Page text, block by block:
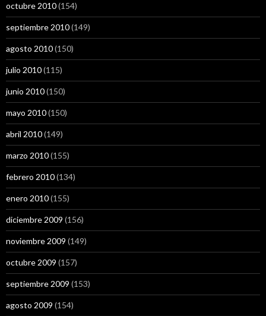
octubre 2010(154)
septiembre 2010(149)
agosto 2010(150)
julio 2010(115)
junio 2010(150)
mayo 2010(150)
abril 2010(149)
marzo 2010(155)
febrero 2010(134)
enero 2010(155)
diciembre 2009 (156)
noviembre 2009 (149)
octubre 2009 (157)
septiembre 2009 (153)
agosto 2009 (154)